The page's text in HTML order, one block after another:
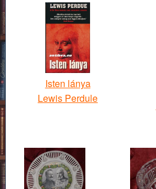
Isten lánya
Lewis Perdule